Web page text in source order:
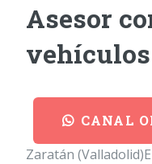
Asesor
CANAL
Zaratán